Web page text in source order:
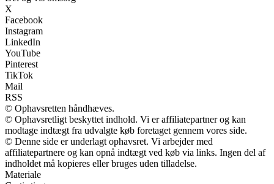
X
Facebook
Instagram
LinkedIn
YouTube
Pinterest
TikTok
Mail
RSS
© Ophavsretten håndhæves.
© Ophavsretligt beskyttet indhold. Vi er affiliatepartner og kan
modtage indtægt fra udvalgte køb foretaget gennem vores side.
© Denne side er underlagt ophavsret. Vi arbejder med
affiliatepartnere og kan opnå indtægt ved køb via links. Ingen del af
indholdet må kopieres eller bruges uden tilladelse.
Materiale